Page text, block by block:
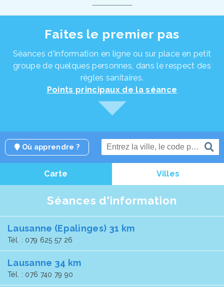
Faites le premier pas
Séances d'information en ligne ou sur place en petit
groupe de quelques personnes, dans le respect des
règles sanitaires.
Points principaux de la séance
Où apprendre ?
Carte Villes
Séances d'information
Lausanne (Epalinges) 31 km
Tél. : 079 625 57 26
Lausanne 34 km
Tél. : 076 740 79 90